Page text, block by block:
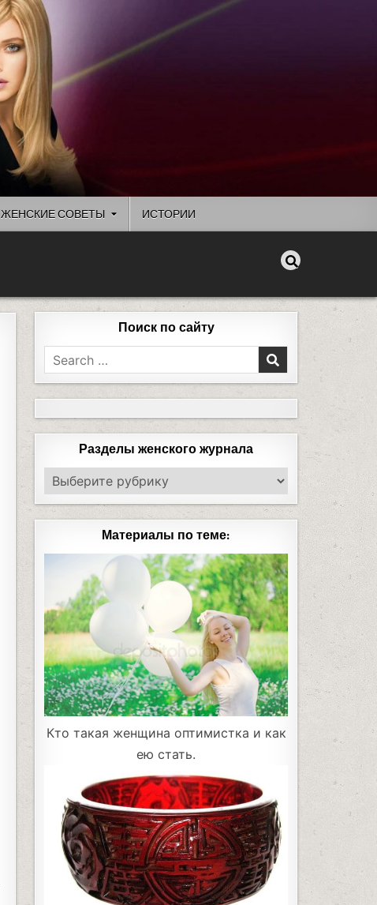
ЖЕНСКИЕ СОВЕТЫ ИСТОРИИ
Поиск по сайту
Разделы женского журнала
Материалы по теме:
Кто такая женщина оптимистка и как
ею стать.